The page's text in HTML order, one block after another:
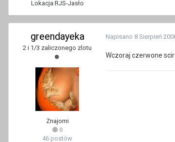
Lokacja:RJS-Jasło
greendayeka
2 i 1/3 zaliczonego zlotu
Znajomi
0
46 postów
Napisano 8 Sierpień
Wczoraj czerwone